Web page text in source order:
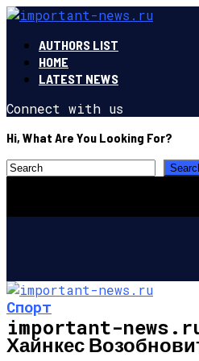
AUTHORS LIST
HOME
LATEST NEWS
Connect with us
Hi, What Are You Looking For?
important-
Спорт
Хайнкес